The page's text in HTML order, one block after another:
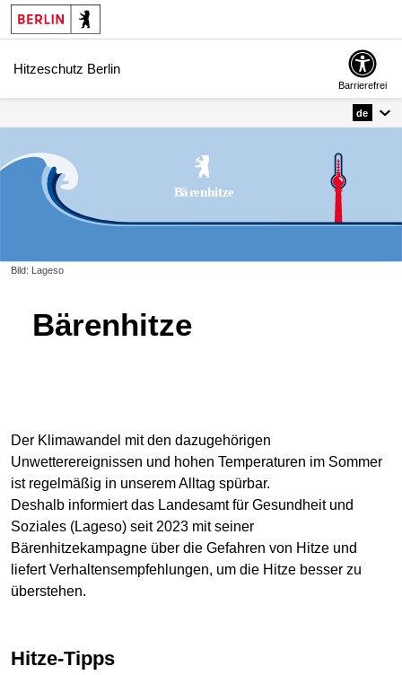
Hitzeschutz Berlin
Barrierefrei
de
Bild: Lageso
Bärenhitze
Der Klimawandel mit den dazugehörigen
Unwetterereignissen und hohen Temperaturen im Sommer
ist regelmäßig in unserem Alltag spürbar.
Deshalb informiert das Landesamt für Gesundheit und
Soziales (Lageso) seit 2023 mit seiner
Bärenhitzekampagne über die Gefahren von Hitze und
liefert Verhaltensempfehlungen, um die Hitze besser zu
überstehen.
Hitze-Tipps